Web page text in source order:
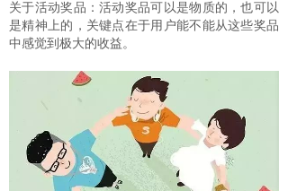
关于活动奖品：活动奖品可以是物质的，也可以
是精神上的，关键点在于用户能不能从这些奖品
中感觉到极大的收益。